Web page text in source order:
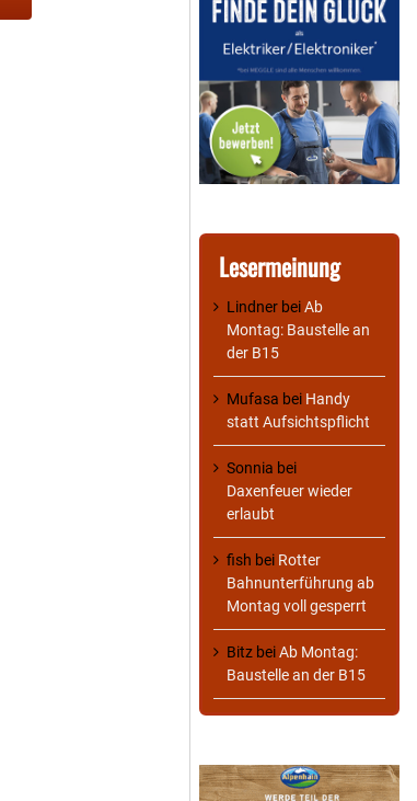
Lesermeinung
Lindner beiAb
Montag: Baustelle an
der B15
Mufasa bei Handy
statt Aufsichtspflicht
Sonnia bei
Daxenfeuer wieder
erlaubt
fish bei Rotter
Bahnunterführung ab
Montag voll gesperrt
Bitz beiAb Montag:
Baustelle an der B15